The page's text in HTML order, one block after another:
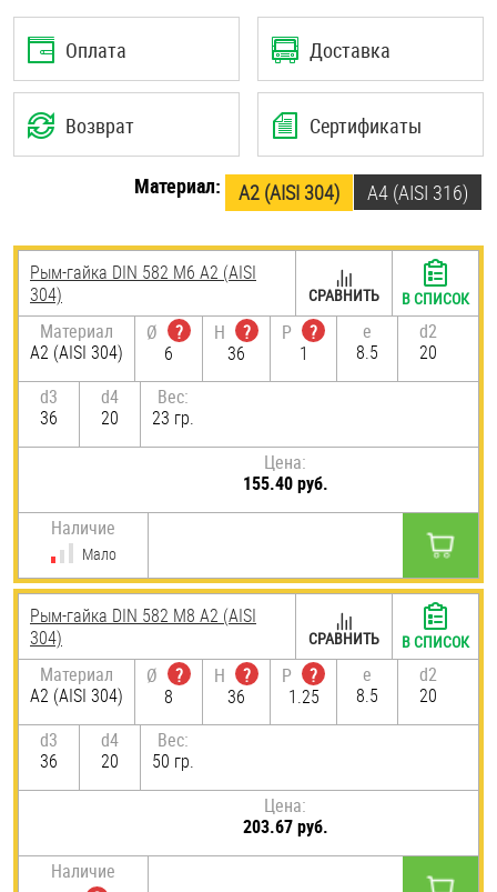
Оплата Доставка
Возврат Сертификаты
Материал: А2 (AISI 304) A4 (AISI 316)
Рым-гайка DIN 582 М6 А2 (AISI
304)
Материал
А2 (AISI 304)
Ø
?
6
H
?
36
P
?
1
e
8.5
d2
20
d3
36
d4
20
Вес:
23 гр.
Цена:
155.40 руб.
Наличие
Мало
СРАВНИТЬ В СПИСОК
Рым-гайка DIN 582 М8 А2 (AISI
304)
Материал
А2 (AISI 304)
Ø
?
8
H
?
36
P
?
1.25
e
8.5
d2
20
d3
36
d4
20
Вес:
50 гр.
Цена:
203.67 руб.
Наличие
СРАВНИТЬ В СПИСОК